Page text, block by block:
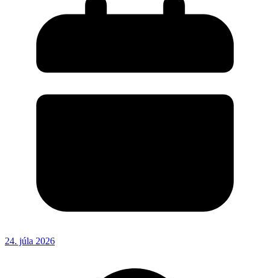
24. júla 2026